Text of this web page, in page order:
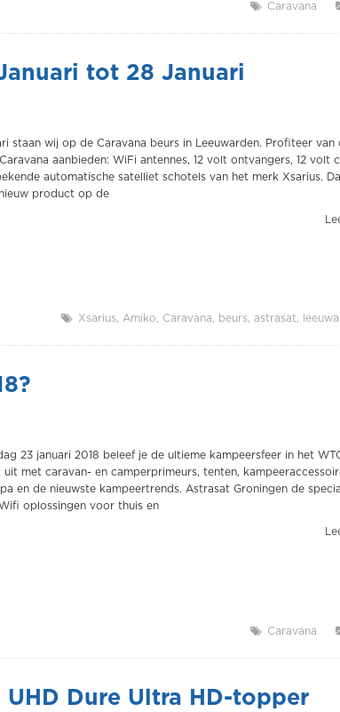
Caravana
tot 28 Januari
staan wij op de Caravana beurs in Leeuwarden. Profiteer van
aanbieden: WiFi antennes, 12 volt ontvangers, 12 volt
automatische satelliet schotels van het merk Xsarius.
product op de
Xsarius Amiko Caravana beurs astrasat
23 januari 2018 beleef je de ultieme kampeersfeer in het
uit met caravan- en camperprimeurs, tenten,
en de nieuwste kampeertrends. Astrasat Groningen de
oplossingen voor thuis en
Caravana
Dure Ultra HD-topper